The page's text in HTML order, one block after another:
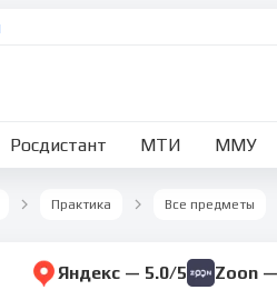
Росдистант МТИ ММУ
Практика Все предметы
Яндекс — 5.0/5 Zoon